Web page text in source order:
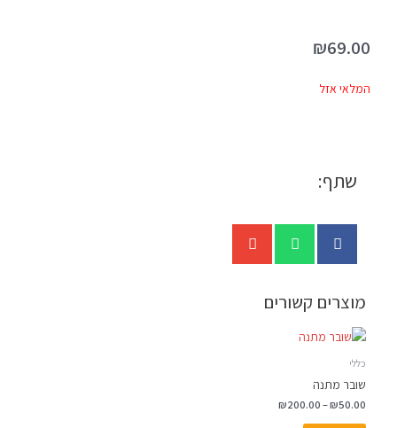
₪69.00
המלאי אזל
שתף:
מוצרים קשורים
כללי
שובר מתנה
₪50.00
–
₪200.00
למוצר
סוגים.